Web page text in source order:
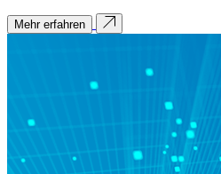
Mehr erfahren